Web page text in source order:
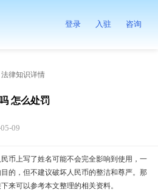
登录 入驻 咨询
法律知识详情
怎么处罚
09
币上写了姓名可能不会完全影响到使用，一
的，但不建议破坏人民币的整洁和尊严。那
来可以参考本文整理的相关资料。